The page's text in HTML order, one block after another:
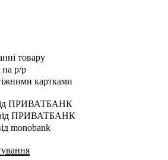
товару
на р/р
картками
ПРИВАТБАНК
від ПРИВАТБАНК
monobank